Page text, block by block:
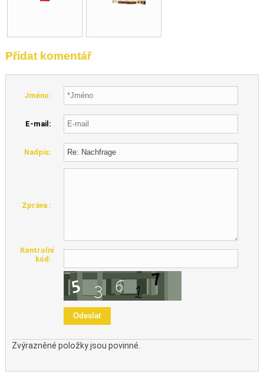
Přidat komentář
Jméno:
E-mail:
Nadpis:
Zpráva :
Kontrolní
kód:
Zvýrazněné položky jsou povinné.